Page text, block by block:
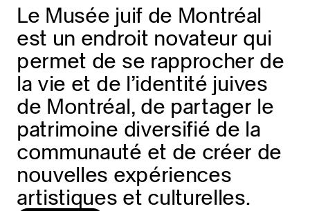
Le Musée juif de Montréal
est un endroit novateur qui
permet de se rapprocher de
la vie et de l’identité juives
de Montréal, de partager le
patrimoine diversifié de la
communauté et de créer de
nouvelles expériences
artistiques et culturelles.